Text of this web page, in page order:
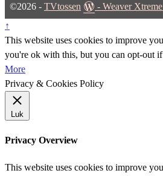
©2026 - TVtossen - Weaver
↑
This website uses cookies to improve
you're ok with this, but you can opt-out
More
Privacy & Cookies Policy
Luk
Privacy Overview
This website uses cookies to improve